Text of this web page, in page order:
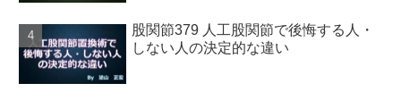
股関節379 人工股関節で後悔する人・
しない人の決定的な違い